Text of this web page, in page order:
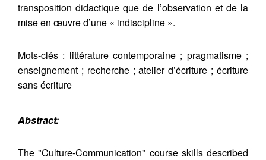
transposition didactique que de l’observation et de la
mise en œuvre d’une « indiscipline ».
Mots-clés : littérature contemporaine ; pragmatisme ;
enseignement ; recherche ; atelier d’écriture ; écriture
sans écriture
Abstract:
The "Culture-Communication" course skills described